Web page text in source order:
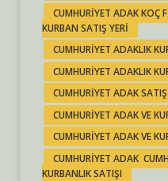
CUMHURIYET ADAK KOÇ
KURBAN SATIŞ YERI
CUMHURIYET ADAKLIK
CUMHURIYET ADAKLIK
CUMHURIYET ADAK SATIŞ
CUMHURIYET ADAK VE
CUMHURIYET ADAK VE
CUMHURIYET ADAK
KURBANLIK SATIŞI